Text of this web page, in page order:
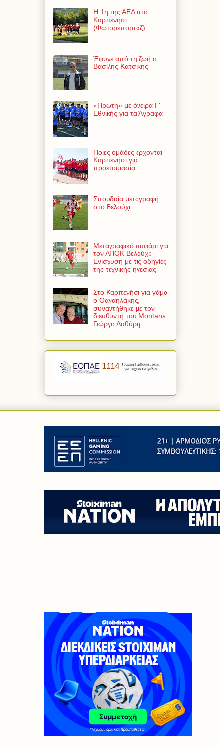
Η 1η της ΑΕΛ στο
Καρπενήσι
(Φωτορεπορτάζ)
Έφυγε από τη ζωή ο
Βασίλης Κατσίκης
«Πρώτη» με όνειρα Γ'
Εθνικής για τα Άγραφα
Ποιες ομάδες έρχονται
Καρπενήσι για
προετοιμασία
Σπουδαία μεταγραφή
στο Βελούχι
Μεταγραφικό σαφάρι για
τον ΑΠΟΚ Βελούχι:
Ενίσχυση με τις οδηγίες
της τεχνικής ηγεσίας
Στο Καρπενήσι για γάμο
ο Θαναηλάκης,
συναντήθηκε με τον
διευθυντή του Montana
Γιώργο Λαθύρη